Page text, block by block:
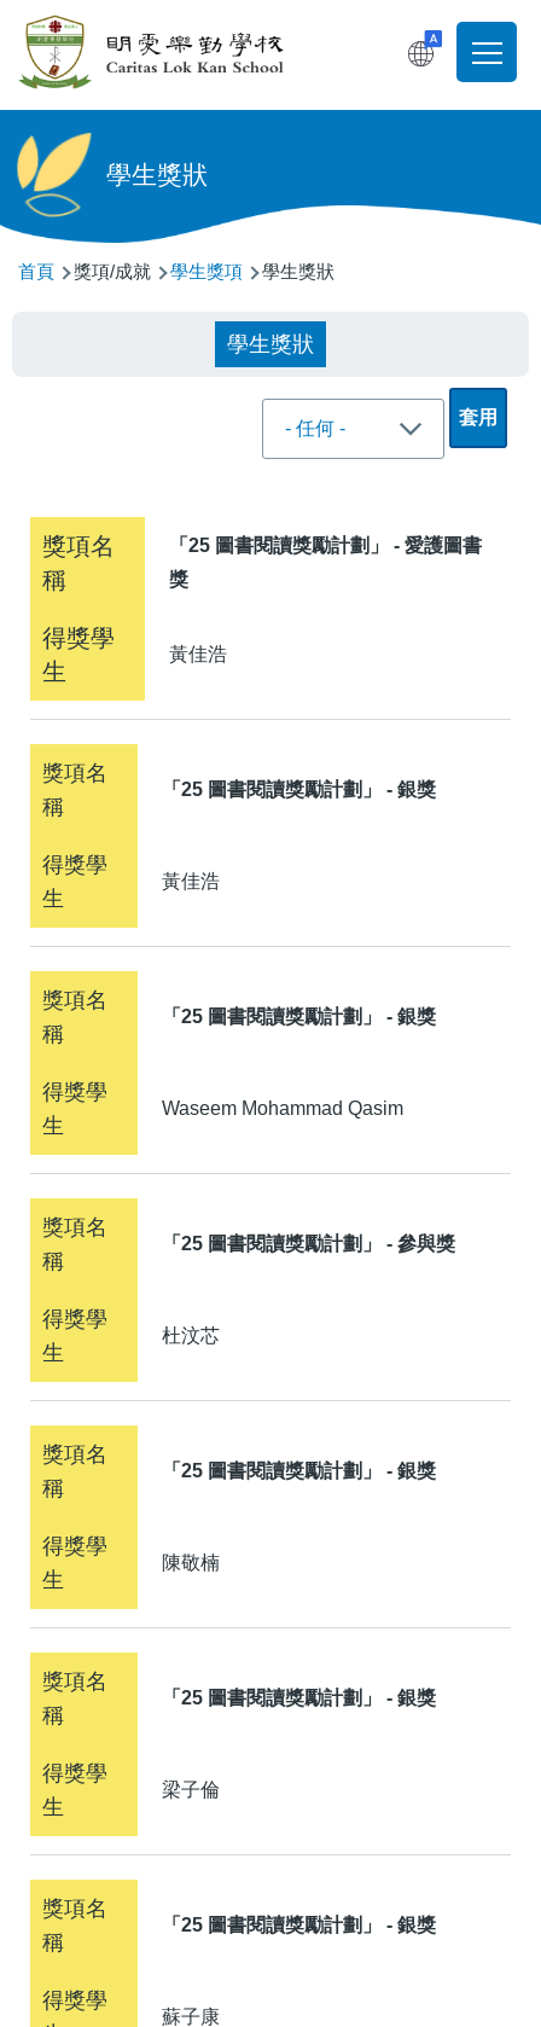
移至主內容
Main
學生獎狀
導
首頁 獎項/成就 學生獎項 學生獎狀
學生獎狀
「25 圖書閱讀獎勵計劃」 - 愛護圖書
獎
黃佳浩
「25 圖書閱讀獎勵計劃」 - 銀獎
黃佳浩
「25 圖書閱讀獎勵計劃」 - 銀獎
Waseem Mohammad Qasim
「25 圖書閱讀獎勵計劃」 - 參與獎
杜汶芯
「25 圖書閱讀獎勵計劃」 - 銀獎
陳敬楠
「25 圖書閱讀獎勵計劃」 - 銀獎
梁子倫
「25 圖書閱讀獎勵計劃」 - 銀獎
蘇子康